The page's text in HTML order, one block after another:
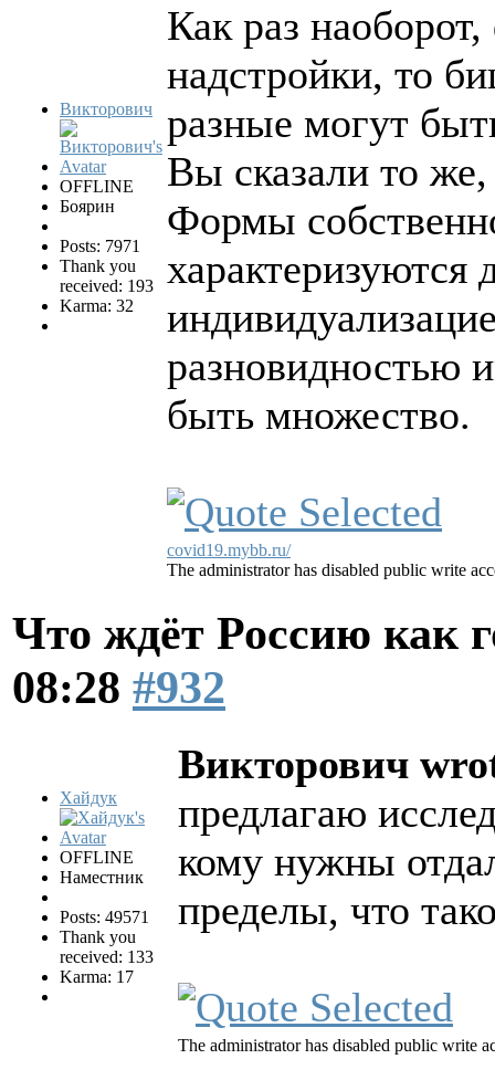
Викторович
OFFLINE
Боярин
Posts: 7971
Thank you
received: 193
Karma: 32
Как раз
надстройки, то
разные могут
Вы сказали то
Формы
характеризуются
разновидностью
быть множество.
covid19.mybb.ru/
The administrator has disabled public write
Что ждёт Россию как
08:28 #932
Хайдук
OFFLINE
Наместник
Posts: 49571
Thank you
received: 133
Karma: 17
Викторович
предлагаю
кому нужны
пределы, что
The administrator has disabled public write